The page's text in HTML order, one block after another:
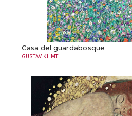
Casa del guardabosque
GUSTAV KLIMT